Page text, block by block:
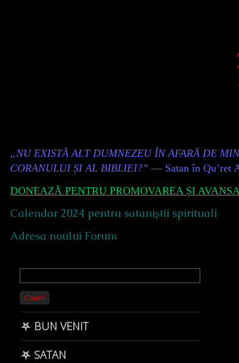
Content
Header
„NU EXISTĂ ALT DUMNEZEU ÎN AFARĂ DE
CORANULUI ȘI AL BIBLIEI?” — Satan în Qu’ret
DONEAZĂ PENTRU PROMOVAREA ȘI
Calendar 2024 pentru sataniștii spirituali
Adresa noului Forum
Primary
Sidebar
Caută
⛧ BUN VENIT
⛧ SATAN